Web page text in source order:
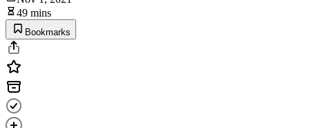
49 mins
Bookmarks